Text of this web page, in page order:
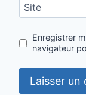
Site
Enregistrer
navigateur